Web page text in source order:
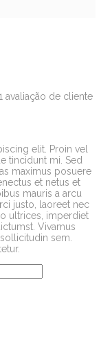
avaliação de cliente
elit. Proin vel
tincidunt mi. Sed
maximus posuere
et netus et
mauris a arcu
justo, laoreet nec
ultrices, imperdiet
Vivamus
sem.